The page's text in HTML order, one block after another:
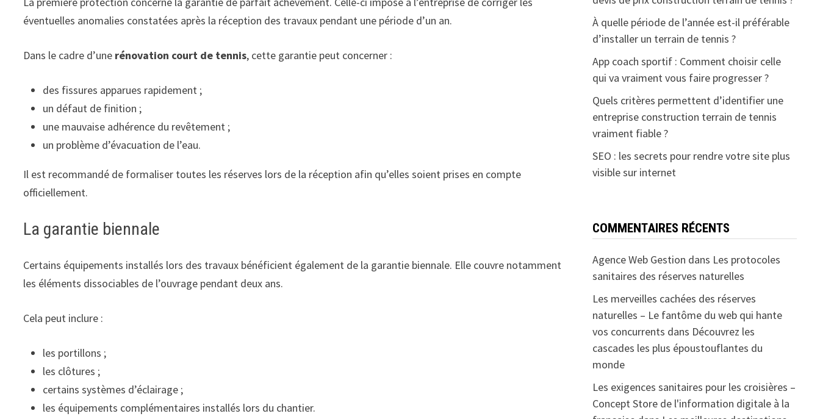
éventuelles anomalies constatées après la réception des travaux pendant une période d’un an.
Dans le cadre d’une rénovation court de tennis, cette garantie peut concerner :
des fissures apparues rapidement ;
un défaut de finition ;
une mauvaise adhérence du revêtement ;
un problème d’évacuation de l’eau.
Il est recommandé de formaliser toutes les réserves lors de la réception afin qu’elles soient prises en compte
officiellement.
La garantie biennale
Certains équipements installés lors des travaux bénéficient également de la garantie biennale. Elle couvre notamment
les éléments dissociables de l’ouvrage pendant deux ans.
Cela peut inclure :
les portillons ;
les clôtures ;
certains systèmes d’éclairage ;
les équipements complémentaires installés lors du chantier.
À quelle période de l’année est-il préférable
d’installer un terrain de tennis ?
App coach sportif : Comment choisir celle
qui va vraiment vous faire progresser ?
Quels critères permettent d’identifier une
entreprise construction terrain de tennis
vraiment fiable ?
SEO : les secrets pour rendre votre site plus
visible sur internet
COMMENTAIRES RÉCENTS
Agence Web Gestion dans Les protocoles
sanitaires des réserves naturelles
Les merveilles cachées des réserves
naturelles – Le fantôme du web qui hante
vos concurrents dans Découvrez les
cascades les plus époustouflantes du
monde
Les exigences sanitaires pour les croisières –
Concept Store de l'information digitale à la